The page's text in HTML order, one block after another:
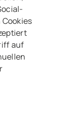
auf